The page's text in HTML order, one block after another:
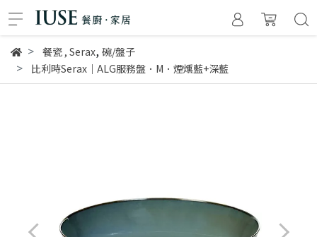
餐瓷, Serax, 碗/盤子
比利時Serax｜ALG服務盤．M．煙燻藍+深藍